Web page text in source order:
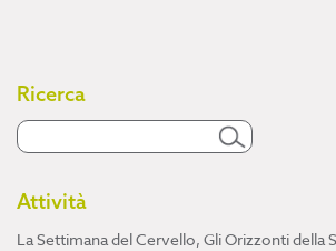
Ricerca
Attività
La Settimana del Cervello, Gli Orizzonti della